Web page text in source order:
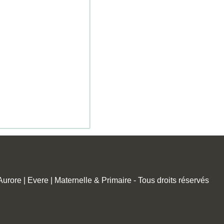
| Evere | Maternelle & Primaire - Tous droits réservés